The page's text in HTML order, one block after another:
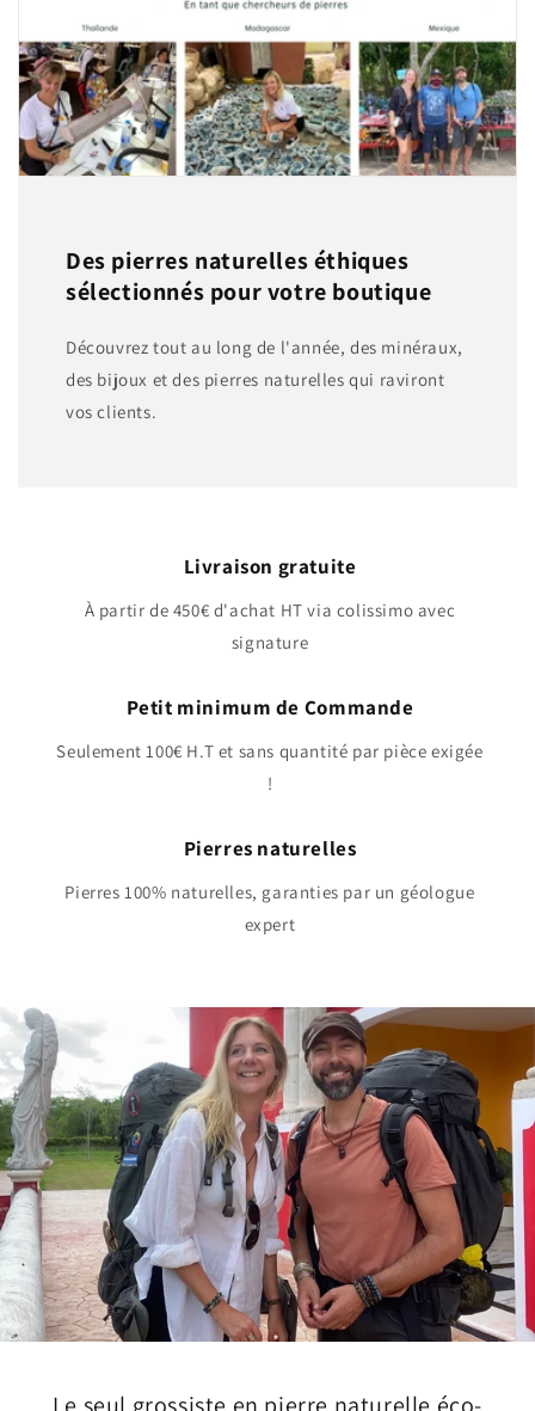
Des pierres naturelles éthiques
sélectionnés pour votre boutique
Découvrez tout au long de l'année, des minéraux,
des bijoux et des pierres naturelles qui raviront
vos clients.
Livraison gratuite
À partir de 450€ d'achat HT via colissimo avec
signature
Petit minimum de Commande
Seulement 100€ H.T et sans quantité par pièce exigée
!
Pierres naturelles
Pierres 100% naturelles, garanties par un géologue
expert
Le seul grossiste en pierre naturelle éco-